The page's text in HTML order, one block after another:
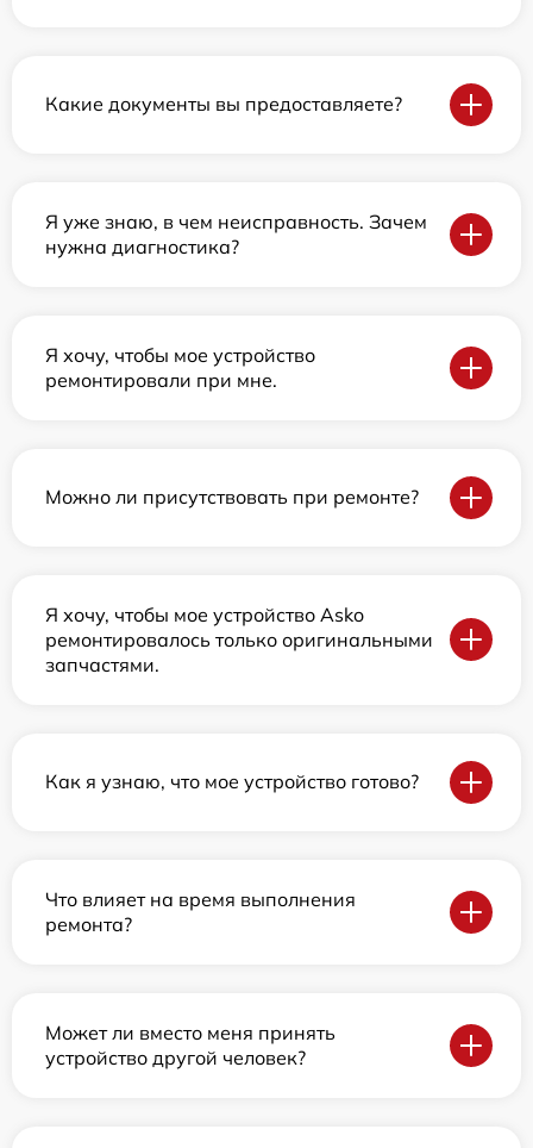
Какие документы вы предоставляете?
Я уже знаю, в чем неисправность. Зачем
нужна диагностика?
Я хочу, чтобы мое устройство
ремонтировали при мне.
Можно ли присутствовать при ремонте?
Я хочу, чтобы мое устройство Asko
ремонтировалось только оригинальными
запчастями.
Как я узнаю, что мое устройство готово?
Что влияет на время выполнения
ремонта?
Может ли вместо меня принять
устройство другой человек?